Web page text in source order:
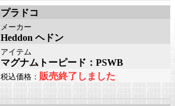
プラドコ
メーカー
Heddon ヘドン
アイテム
マグナムトーピード：PSWB
税込価格： 販売終了しました